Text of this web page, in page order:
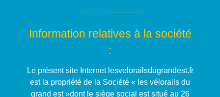
Information relatives à la société
:
Le présent site Internet lesvelorailsdugrandest.fr
est la propriété de la Société « les vélorails du
grand est »dont le siège social est situé au 26